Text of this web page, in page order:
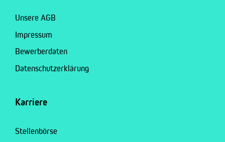
Unsere AGB
Impressum
Bewerberdaten
Datenschutzerklärung
Karriere
Stellenbörse